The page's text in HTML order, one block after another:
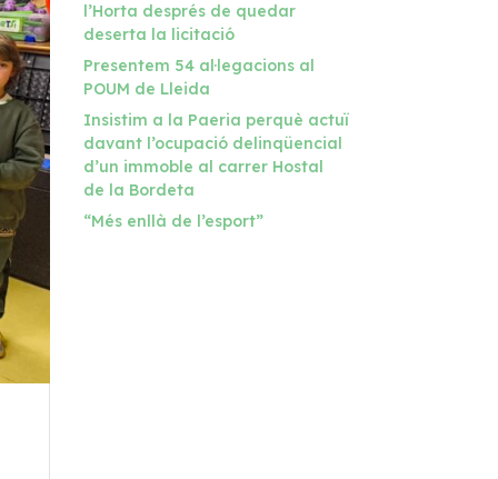
l’Horta després de quedar
deserta la licitació
Presentem 54 al·legacions al
POUM de Lleida
Insistim a la Paeria perquè actuï
davant l’ocupació delinqüencial
d’un immoble al carrer Hostal
de la Bordeta
“Més enllà de l’esport”